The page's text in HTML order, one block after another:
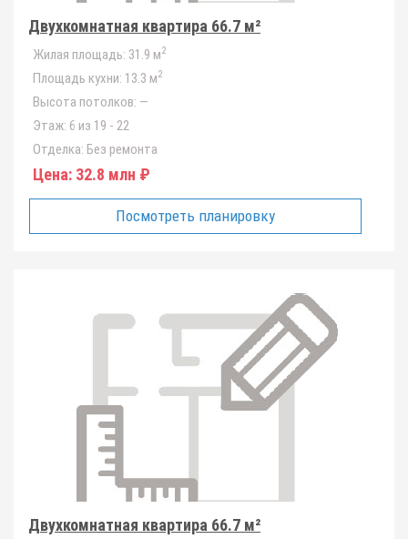
Двухкомнатная квартира 66.7 м²
Жилая площадь: 31.9 м2
Площадь кухни: 13.3 м2
Высота потолков: —
Этаж: 6 из 19 - 22
Отделка: Без ремонта
Цена: 32.8 млн ₽
Посмотреть планировку
Двухкомнатная квартира 66.7 м²